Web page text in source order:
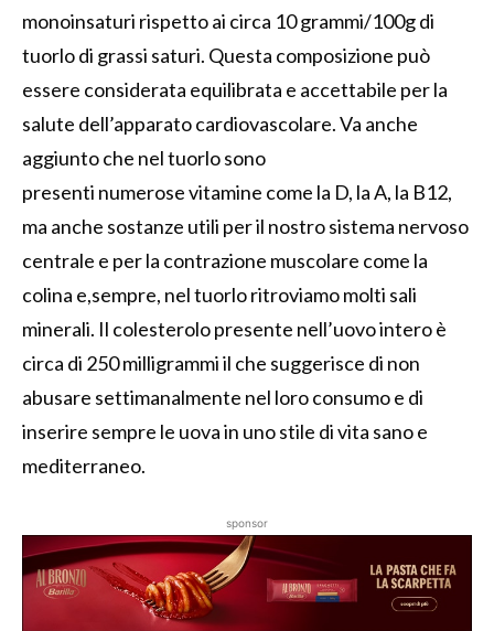
monoinsaturi rispetto ai circa 10 grammi/100g di
tuorlodi grassi saturi. Questa composizione può
essere considerata equilibrata e accettabile perla
salute dell’apparato cardiovascolare.Va anche
aggiunto che nel tuorlo sono
presenti numerosevitamine come la D, laA, la B12,
ma anche sostanze utili per il nostro sistema nervoso
centrale e per la contrazione muscolare come la
colina e,sempre, neltuorlo ritroviamo molti sali
minerali. Il colesterolo presente nell’uovo interoè
circa di 250 milligrammi il che suggerisce di non
abusare settimanalmente nel loro consumo e di
inserire sempre le uovain uno stile di vita sano e
mediterraneo.
sponsor